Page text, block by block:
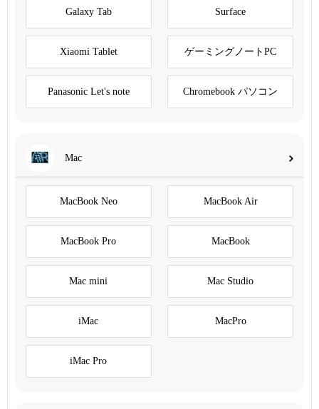
Galaxy Tab Surface
Xiaomi Tablet ゲーミングノートPC
Panasonic Let's note Chromebook パソコン
Mac
MacBook Neo MacBook Air
MacBook Pro MacBook
Mac mini Mac Studio
iMac MacPro
iMac Pro